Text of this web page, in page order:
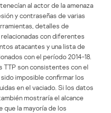
al actor de la amenaza
y contraseñas de varias
detalles de
con diferentes
atacantes y una lista de
con el período 2014-18.
TTP son consistentes con el
imposible confirmar los
en el vaciado. Si los datos
mostraría el alcance
que la mayoría de los